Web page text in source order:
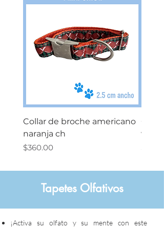
Collar de broche americano
naranja ch
Precio
$360.00
verde
Tapetes Olfativos
¡Activa su olfato y su mente con este